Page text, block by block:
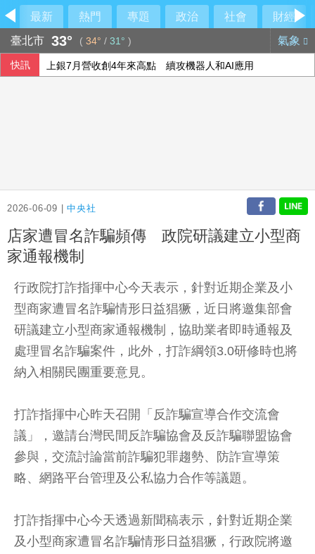
最新 熱門 專題 政治 社會
財經
臺北市 33° ( 34° / 31° ) 氣象
快訊 上銀7月營收創4年來高點 續攻機器人和AI應用
2026-06-09 |中央社
店家遭冒名詐騙頻傳 政院研議建立小型商
家通報機制
行政院打詐指揮中心今天表示，針對近期企業及小
型商家遭冒名詐騙情形日益猖獗，近日將邀集部會
研議建立小型商家通報機制，協助業者即時通報及
處理冒名詐騙案件，此外，打詐綱領3.0研修時也將
納入相關民團重要意見。
打詐指揮中心昨天召開「反詐騙宣導合作交流會
議」，邀請台灣民間反詐騙協會及反詐騙聯盟協會
參與，交流討論當前詐騙犯罪趨勢、防詐宣導策
略、網路平台管理及公私協力合作等議題。
打詐指揮中心今天透過新聞稿表示，針對近期企業
及小型商家遭冒名詐騙情形日益猖獗，行政院將邀